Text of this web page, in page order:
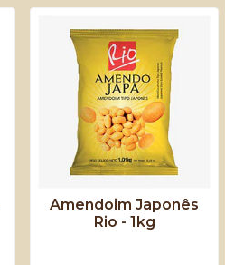
Amendoim Japonês
Rio - 1kg